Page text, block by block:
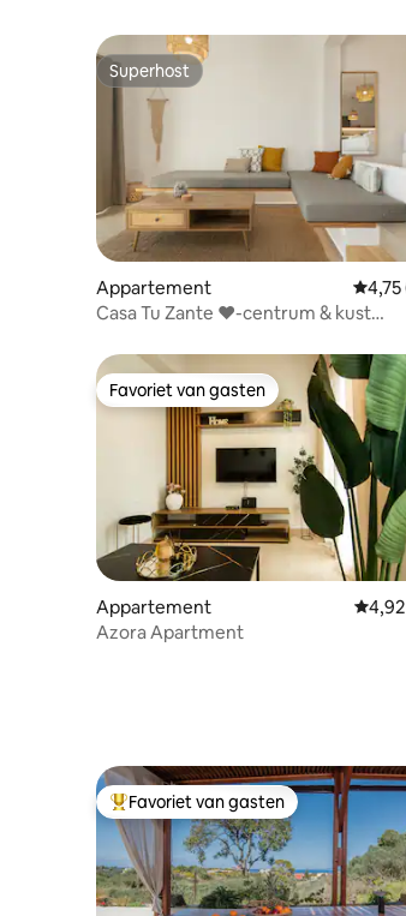
Superhost
Superhost
Appartement
4,75
Casa Tu Zante ❤️-centrum & kust
Favoriet van gasten
Favoriet van gasten
Appartement
Azora Apartment
Topfavoriet van gasten
Favoriet van gasten